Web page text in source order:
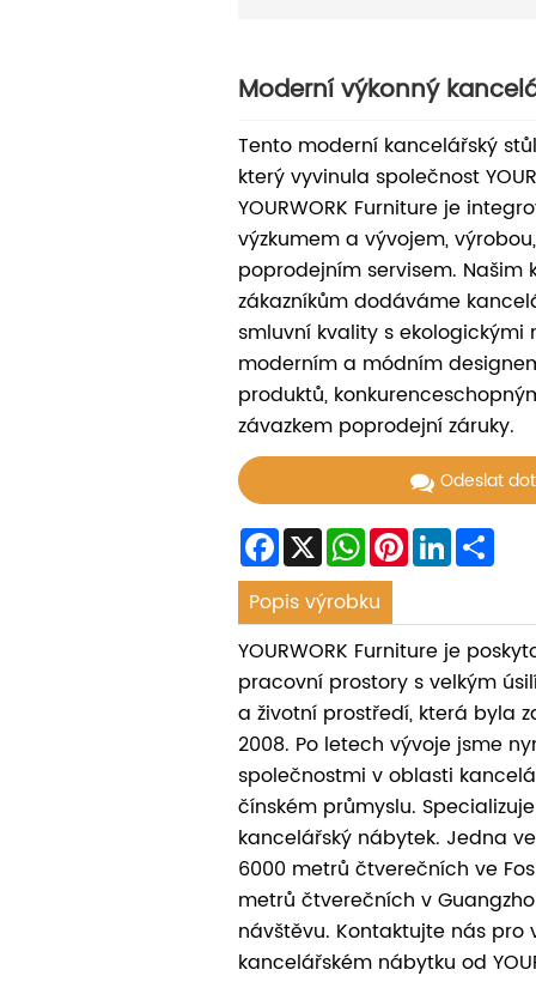
Moderní výkonný
Tento moderní kancelářský
který vyvinula společnost
YOURWORK Furniture je
výzkumem a vývojem,
poprodejním servisem. Našim
zákazníkům dodáváme
smluvní kvality s ekologickými
moderním a módním
produktů,
závazkem poprodejní záruky.
Odeslat
Facebook
X WhatsApp
Pinterest
LinkedIn
Popis výrobku
YOURWORK Furniture je
pracovní prostory s velkým
a životní prostředí, která byla
2008. Po letech vývoje jsme
společnostmi v oblasti
čínském průmyslu.
kancelářský nábytek. Jedna
6000 metrů čtverečních ve
metrů čtverečních v
návštěvu. Kontaktujte nás
kancelářském nábytku od